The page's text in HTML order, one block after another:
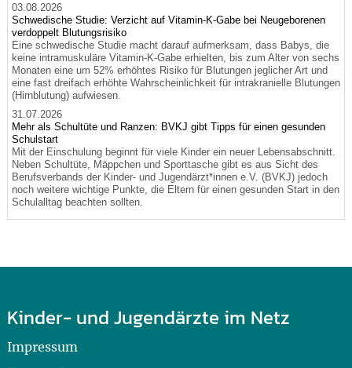
03.08.2026
Schwedische Studie: Verzicht auf Vitamin-K-Gabe bei Neugeborenen
verdoppelt Blutungsrisiko
Eine schwedische Studie macht darauf aufmerksam, dass Babys, die
keine intramuskuläre Vitamin-K-Gabe erhielten, bis zum Alter von sechs
Monaten eine um 52% erhöhtes Risiko für Blutungen jeglicher Art und
eine fast dreifach erhöhte Wahrscheinlichkeit für intrakranielle Blutungen
(Hirnblutung) aufwiesen.
31.07.2026
Mehr als Schultüte und Ranzen: BVKJ gibt Tipps für einen gesunden
Schulstart
Mit der Einschulung beginnt für viele Kinder ein neuer Lebensabschnitt.
Neben Schultüte, Mäppchen und Sporttasche gibt es aus Sicht des
Berufsverbands der Kinder- und Jugendärzt*innen e.V. (BVKJ) jedoch
noch weitere wichtige Punkte, die Eltern für einen gesunden Start in den
Schulalltag beachten sollten.
Kinder- und Jugendärzte im Netz
Impressum